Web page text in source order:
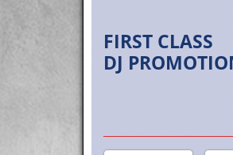
FIRST CLASS
DJ